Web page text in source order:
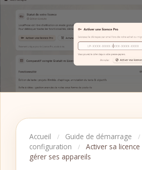
Accueil / Guide de démarrage /
configuration
/
Activer sa
gérer ses appareils